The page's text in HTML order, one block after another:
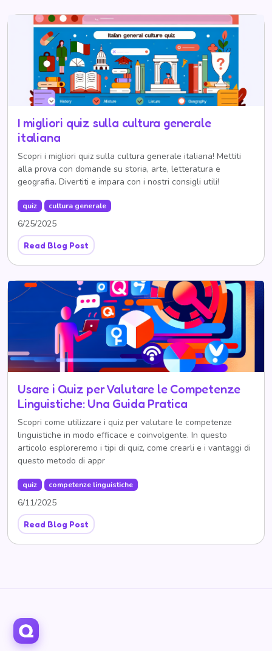
I migliori quiz sulla cultura generale
italiana
Scopri i migliori quiz sulla cultura generale italiana! Mettiti
alla prova con domande su storia, arte, letteratura e
geografia. Divertiti e impara con i nostri consigli utili!
quiz cultura generale
6/25/2025
Read Blog Post
Usare i Quiz per Valutare le Competenze
Linguistiche: Una Guida Pratica
Scopri come utilizzare i quiz per valutare le competenze
linguistiche in modo efficace e coinvolgente. In questo
articolo esploreremo i tipi di quiz, come crearli e i vantaggi di
questo metodo di appr
quiz competenze linguistiche
6/11/2025
Read Blog Post